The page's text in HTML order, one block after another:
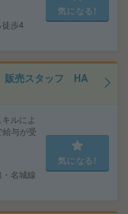
歩4
気になる!
販売スタッフ HA
ルによ
給与が受
名城線
気になる!